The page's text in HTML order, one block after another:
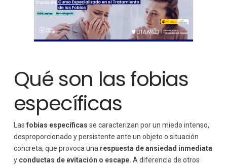
Qué son las fobias
específicas
Las fobias específicas se caracterizan por un miedo intenso,
desproporcionado y persistente ante un objeto o situación
concreta, que provoca unarespuesta de ansiedad inmediata
yconductas de evitación o escape. A diferencia de otros